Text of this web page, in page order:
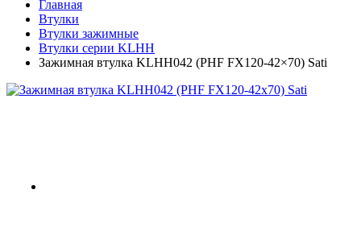
Главная
Втулки
Втулки зажимные
Втулки серии KLHH
Зажимная втулка KLHH042 (PHF FX120-42×70) Sati